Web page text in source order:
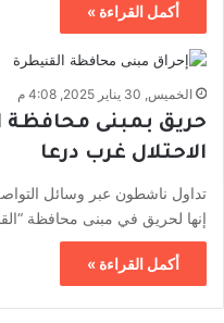
أكمل القراءة »
الخميس, 30 يناير 2025, 4:08 م
حريق بمبنى محافظة
الاحتلال غرب درعا
تداول ناشطون عبر وسائل
إنها لحريق في مبنى محافظة
أكمل القراءة »